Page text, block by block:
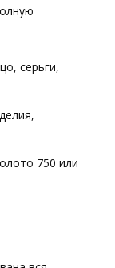
серьги,
750 или